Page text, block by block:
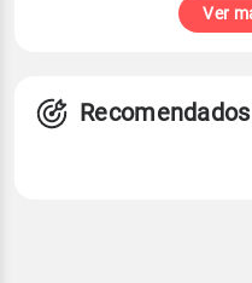
Ver